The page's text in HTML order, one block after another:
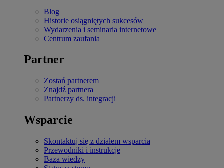
Blog
Historie osiągniętych sukcesów
Wydarzenia i seminaria internetowe
Centrum zaufania
Partner
Zostań partnerem
Znajdź partnera
Partnerzy ds. integracji
Wsparcie
Skontaktuj się z działem wsparcia
Przewodniki i instrukcje
Baza wiedzy